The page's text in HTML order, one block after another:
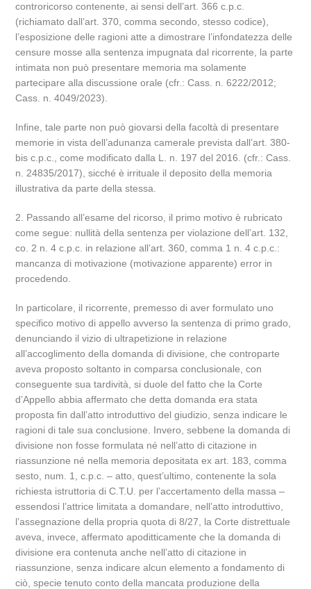
controricorso contenente, ai sensi dell’art. 366 c.p.c.
(richiamato dall’art. 370, comma secondo, stesso codice),
l’esposizione delle ragioni atte a dimostrare l’infondatezza delle
censure mosse alla sentenza impugnata dal ricorrente, la parte
intimata non può presentare memoria ma solamente
partecipare alla discussione orale (cfr.: Cass. n. 6222/2012;
Cass. n. 4049/2023).
Infine, tale parte non può giovarsi della facoltà di presentare
memorie in vista dell’adunanza camerale prevista dall’art. 380-
bis c.p.c., come modificato dalla L. n. 197 del 2016. (cfr.: Cass.
n. 24835/2017), sicché è irrituale il deposito della memoria
illustrativa da parte della stessa.
2. Passando all’esame del ricorso, il primo motivo è rubricato
come segue: nullità della sentenza per violazione dell’art. 132,
co. 2 n. 4 c.p.c. in relazione all’art. 360, comma 1 n. 4 c.p.c.:
mancanza di motivazione (motivazione apparente) error in
procedendo.
In particolare, il ricorrente, premesso di aver formulato uno
specifico motivo di appello avverso la sentenza di primo grado,
denunciando il vizio di ultrapetizione in relazione
all’accoglimento della domanda di divisione, che controparte
aveva proposto soltanto in comparsa conclusionale, con
conseguente sua tardività, si duole del fatto che la Corte
d’Appello abbia affermato che detta domanda era stata
proposta fin dall’atto introduttivo del giudizio, senza indicare le
ragioni di tale sua conclusione. Invero, sebbene la domanda di
divisione non fosse formulata né nell’atto di citazione in
riassunzione né nella memoria depositata ex art. 183, comma
sesto, num. 1, c.p.c. – atto, quest’ultimo, contenente la sola
richiesta istruttoria di C.T.U. per l’accertamento della massa –
essendosi l’attrice limitata a domandare, nell’atto introduttivo,
l’assegnazione della propria quota di 8/27, la Corte distrettuale
aveva, invece, affermato apoditticamente che la domanda di
divisione era contenuta anche nell’atto di citazione in
riassunzione, senza indicare alcun elemento a fondamento di
ciò, specie tenuto conto della mancata produzione della